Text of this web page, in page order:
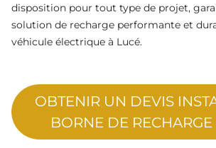
disposition pour tout type de projet,
solution de recharge performante et
véhicule électrique à Lucé.
OBTENIR UN DEVIS
BORNE DE